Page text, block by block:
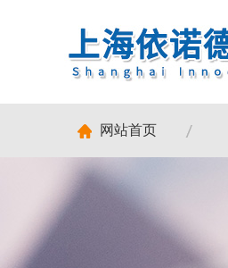
网站首页